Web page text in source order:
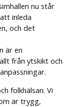
nu står
inleda
och det
är en
från ytskikt och
folkhälsan. Vi
är trygg,